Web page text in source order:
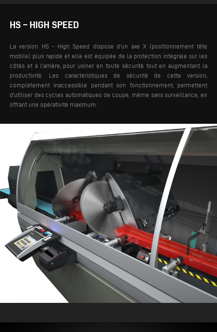
HS – HIGH SPEED
La version HS - High Speed dispose d'un axe X (positionnement tête
mobile) plus rapide et elle est équipée de la protection intégrale sur les
côtés et à l'arrière, pour usiner en toute sécurité tout en augmentant la
productivité. Les caractéristiques de sécurité de cette version,
complètement inaccessible pendant son fonctionnement, permettent
d'utiliser des cycles automatiques de coupe, même sans surveillance, en
offrant une opérativité maximum.